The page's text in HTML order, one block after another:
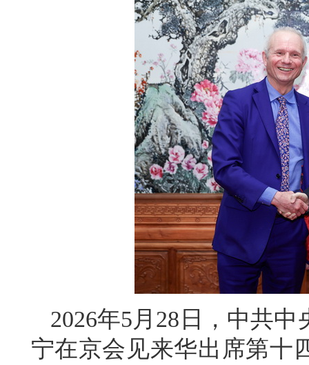
2026年5月28日，中共
宁在京会见来华出席第十